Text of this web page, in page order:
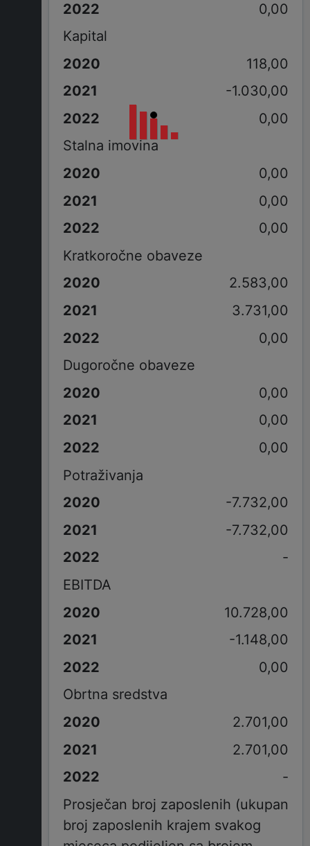
0,00
Kapital
118,00
-1.030,00
0,00
Stalna imovina
0,00
0,00
0,00
Kratkoročne obaveze
2.583,00
3.731,00
0,00
Dugoročne obaveze
0,00
0,00
0,00
Potraživanja
-7.732,00
-7.732,00
-
EBITDA
10.728,00
-1.148,00
0,00
Obrtna sredstva
2.701,00
2.701,00
-
Prosječan broj zaposlenih (ukupan
broj zaposlenih krajem svakog